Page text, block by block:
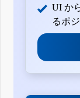
UI か
るポ